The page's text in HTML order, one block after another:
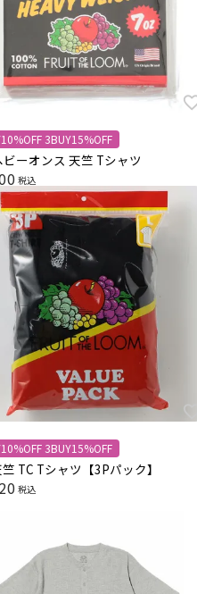
3BUY15%OFF
ーオンス 天竺 Tシャツ
税込
3BUY15%OFF
TC Tシャツ【3Pパック】
税込